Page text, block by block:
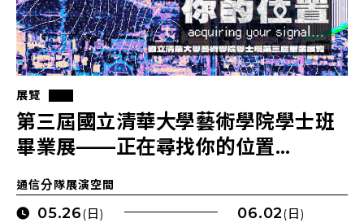
展覽
第三屆國立清華大學藝術學院學士班
畢業展——正在尋找你的位置…
通信分隊展演空間
05.26(日) 06.02(日)